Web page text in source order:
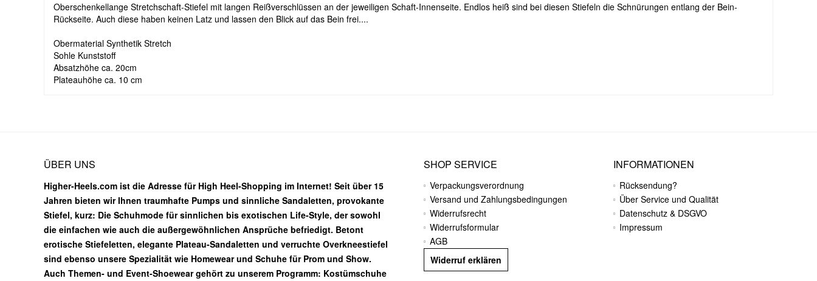
Oberschenkellange Stretchschaft-Stiefel mit langen Reißverschlüssen an der jeweiligen Schaft-Innenseite. Endlos heiß sind bei diesen Stiefeln die Schnürungen entlang der Bein-
Rückseite. Auch diese haben keinen Latz und lassen den Blick auf das Bein frei....
Obermaterial Synthetik Stretch
Sohle Kunststoff
Absatzhöhe ca. 20cm
Plateauhöhe ca. 10 cm
ÜBER UNS
Higher-Heels.com ist die Adresse für High Heel-Shopping im Internet! Seit über 15
Jahren bieten wir Ihnen traumhafte Pumps und sinnliche Sandaletten, provokante
Stiefel, kurz: Die Schuhmode für sinnlichen bis exotischen Life-Style, der sowohl
die einfachen wie auch die außergewöhnlichen Ansprüche befriedigt. Betont
erotische Stiefeletten, elegante Plateau-Sandaletten und verruchte Overkneestiefel
sind ebenso unsere Spezialität wie Homewear und Schuhe für Prom und Show.
Auch Themen- und Event-Shoewear gehört zu unserem Programm: Kostümschuhe
SHOP SERVICE
Verpackungsverordnung
Versand und Zahlungsbedingungen
Widerrufsrecht
Widerrufsformular
AGB
Widerruf erklären
INFORMATIONEN
Rücksendung?
Über Service und Qualität
Datenschutz & DSGVO
Impressum